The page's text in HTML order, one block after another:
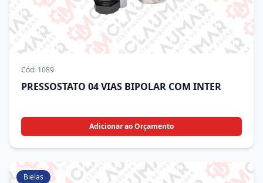
Cód: 1089
PRESSOSTATO 04 VIAS BIPOLAR COM INTER
Adicionar ao Orçamento
Bielas